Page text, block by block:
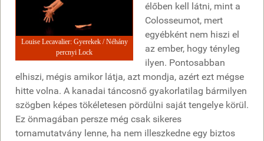
Louise Lecavalier: Gyerekek / Néhány
percnyi Lock
élőben kell látni, mint a
Colosseumot, mert
egyébként nem hiszi el
az ember, hogy tényleg
ilyen. Pontosabban
elhiszi, mégis amikor látja, azt mondja, azért ezt mégse
hitte volna. A kanadai táncosnő gyakorlatilag bármilyen
szögben képes tökéletesen pördülni saját tengelye körül.
Ez önmagában persze még csak sikeres
tornamutatvány lenne, ha nem illeszkedne egy biztos